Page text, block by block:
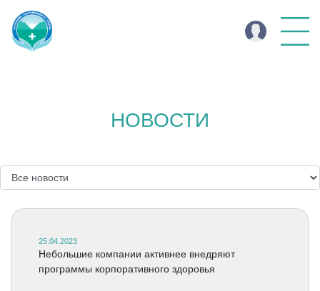
НОВОСТИ
25.04.2023
Небольшие компании активнее внедряют
программы корпоративного здоровья